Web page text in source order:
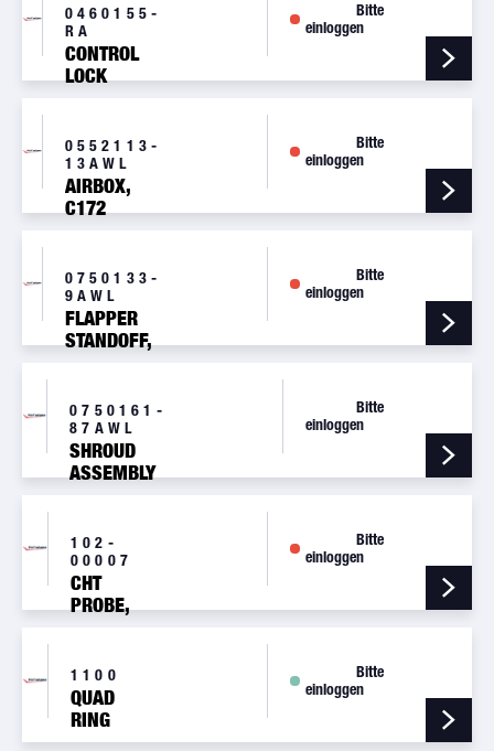
0460155-
RA
CONTROL
LOCK
Bitte
einloggen
0552113-
13AWL
AIRBOX,
C172
Bitte
einloggen
0750133-
9AWL
FLAPPER
STANDOFF,
Bitte
einloggen
0750161-
87AWL
SHROUD
ASSEMBLY
Bitte
einloggen
102-
00007
CHT
PROBE,
Bitte
einloggen
1100
QUAD
RING
Bitte
einloggen